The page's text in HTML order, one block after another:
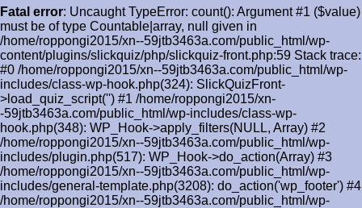
Fatal error: Uncaught TypeError: count(): Argument #1 ($value)
must be of type Countable|array, null given in
/home/roppongi2015/xn--59jtb3463a.com/public_html/wp-
content/plugins/slickquiz/php/slickquiz-front.php:59 Stack trace:
#0 /home/roppongi2015/xn--59jtb3463a.com/public_html/wp-
includes/class-wp-hook.php(324): SlickQuizFront-
>load_quiz_script('') #1 /home/roppongi2015/xn-
-59jtb3463a.com/public_html/wp-includes/class-wp-
hook.php(348): WP_Hook->apply_filters(NULL, Array) #2
/home/roppongi2015/xn--59jtb3463a.com/public_html/wp-
includes/plugin.php(517): WP_Hook->do_action(Array) #3
/home/roppongi2015/xn--59jtb3463a.com/public_html/wp-
includes/general-template.php(3208): do_action('wp_footer') #4
/home/roppongi2015/xn--59jtb3463a.com/public_html/wp-